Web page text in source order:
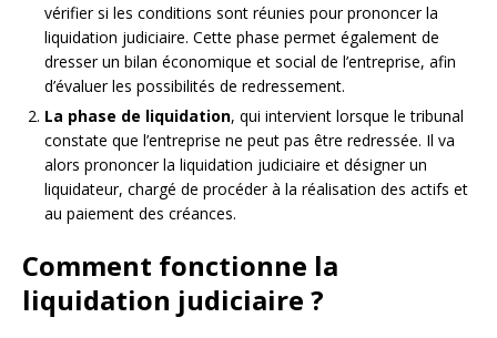
vérifier si les conditions sont réunies pour prononcer la
liquidation judiciaire. Cette phase permet également de
dresser un bilan économique et social de l’entreprise, afin
d’évaluer les possibilités de redressement.
La phase de liquidation, qui intervient lorsque le tribunal
constate que l’entreprise ne peut pas être redressée. Il va
alors prononcer la liquidation judiciaire et désigner un
liquidateur, chargé de procéder à la réalisation des actifs et
au paiement des créances.
Comment fonctionne la
liquidation judiciaire ?